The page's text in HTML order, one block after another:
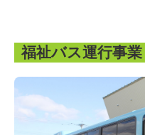
福祉バス運行事業